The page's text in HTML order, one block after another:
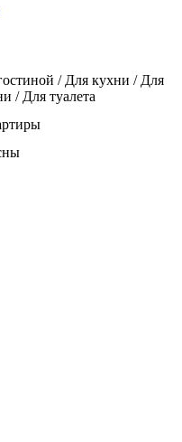
/ Для кухни / Для
/ Для туалета